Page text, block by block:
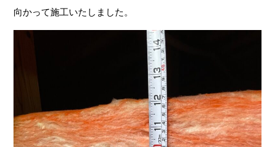
向かって施工いたしました。